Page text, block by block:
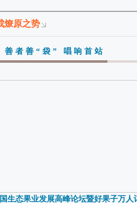
燎原之势
善者善“袋” 唱响首站
生态果业发展高峰论坛暨好果子万人